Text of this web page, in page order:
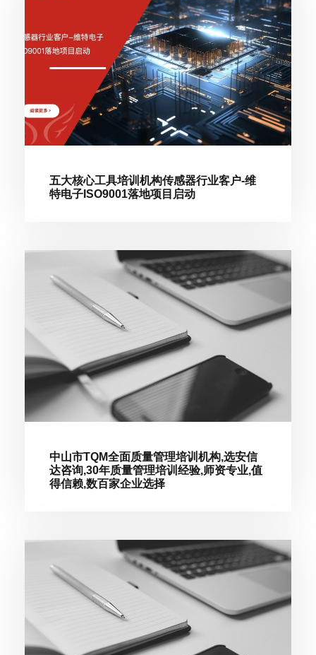
五大核心工具培训机构传感器行业客户-维
特电子ISO9001落地项目启动
中山市TQM全面质量管理培训机构,选安信
达咨询,30年质量管理培训经验,师资专业,值
得信赖,数百家企业选择